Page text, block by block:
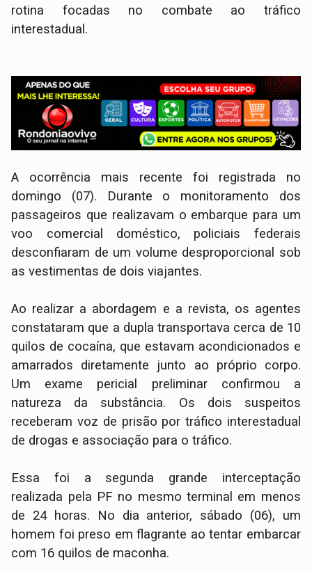
rotina focadas no combate ao tráfico
interestadual.
​A ocorrência mais recente foi registrada no
domingo (07). Durante o monitoramento dos
passageiros que realizavam o embarque para um
voo comercial doméstico, policiais federais
desconfiaram de um volume desproporcional sob
as vestimentas de dois viajantes.
Ao realizar a abordagem e a revista, os agentes
constataram que a dupla transportava cerca de 10
quilos de cocaína, que estavam acondicionados e
amarrados diretamente junto ao próprio corpo.
Um exame pericial preliminar confirmou a
natureza da substância. Os dois suspeitos
receberam voz de prisão por tráfico interestadual
de drogas e associação para o tráfico.
​Essa foi a segunda grande interceptação
realizada pela PF no mesmo terminal em menos
de 24 horas. No dia anterior, sábado (06), um
homem foi preso em flagrante ao tentar embarcar
com 16 quilos de maconha.